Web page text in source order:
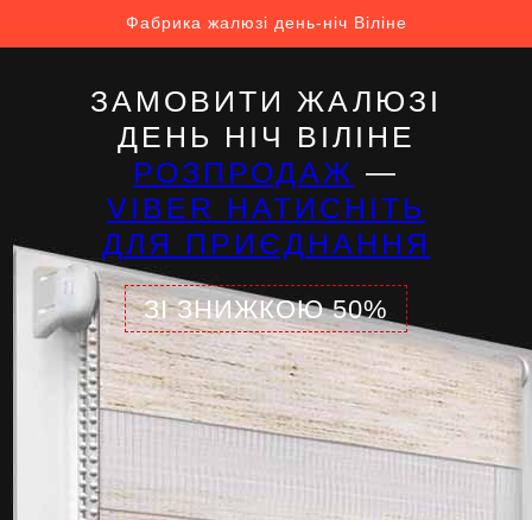
Фабрика жалюзі день-ніч Віліне
ЗАМОВИТИ ЖАЛЮЗІ
ДЕНЬ НІЧ ВІЛІНЕ
РОЗПРОДАЖ —
VIBER НАТИСНІТЬ
ДЛЯ ПРИЄДНАННЯ
ЗІ ЗНИЖКОЮ 50%